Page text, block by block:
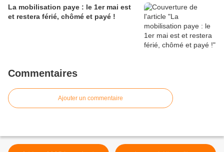
La mobilisation paye : le 1er mai est
et restera férié, chômé et payé !
Commentaires
Ajouter un commentaire